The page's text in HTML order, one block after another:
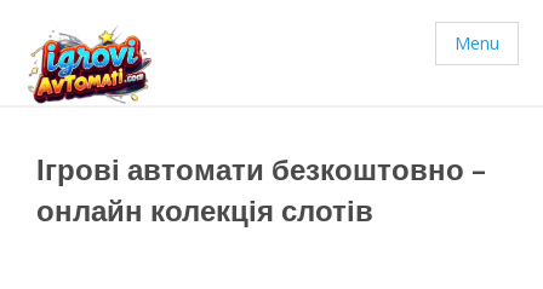
Menu
Ігрові автомати безкоштовно –
онлайн колекція слотів